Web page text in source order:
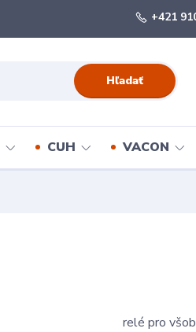
Hľadať
+421
CUH VACON
relé pro